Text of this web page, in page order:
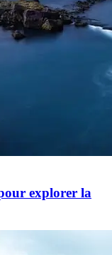
explorer la